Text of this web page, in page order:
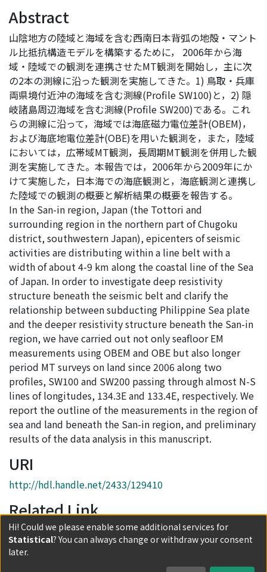
Abstract
山陰地方の陸域と海域を含む西南日本背弧の地殻・マント
ル比抵抗構造モデルを構築するために， 2006年から海
域・陸域での観測を連携させたMT観測を開始し，主に次
の2本の測線に沿った観測を実施してきた。1) 鳥取・兵庫
両県境付近沖の海域を含む測線(Profile SW100)と，2) 隠
岐諸島周辺海域を含む測線(Profile SW200)である。これ
らの測線に沿って，海域では海底磁力電位差計(OBEM)，
および海底地電位差計(OBE)を用いた観測を，また，陸域
においては，広帯域MT観測，長周期MT観測を併用した観
測を実施してきた。本報告では，2006年から2009年にか
けて実施した，日本海での海底観測と，海底観測と連携し
た陸域での観測の概要と解析結果の概要を報告する。
In the San-in region, Japan (the Tottori and
surrounding region in the northern part of Chugoku
district, southwestern Japan), epicenters of seismic
activities are distributing within a line belt with a
width of about 4-9 km along the coastal line of the Sea
of Japan. In order to investigate deep resistivity
structure beneath the seismic belt and clarify the
relationship between subducting Philippine Sea plate
and the deeper resistivity structure beneath the San-in
region, we have carried out not only seafloor EM
measurements using OBEM and OBE but also longer
period MT surveys on land since 2006 along two
profiles, SW100 and SW200 passing through almost N-S
lines of longitudes, 134.3E and 133.4E, respectively. We
report the outline of the measurements in the region of
sea and land beneath the San-in region, and preliminary
results of the data analysis in this manuscript.
URI
http://hdl.handle.net/2433/129410
Related Link
http://www.dpri.kyoto-u.ac.jp/nenpo/nenpo.html
Collections
Hi! Could we please enable some additional services for
Statistical? You can always change or withdraw your consent
later.